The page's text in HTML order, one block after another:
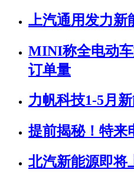
上汽通用发力新
MINI称全电动
订单量
力帆科技1-5月
提前揭秘！特来
北汽新能源即将